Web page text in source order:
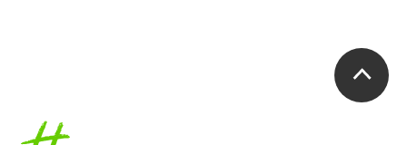
Accueil